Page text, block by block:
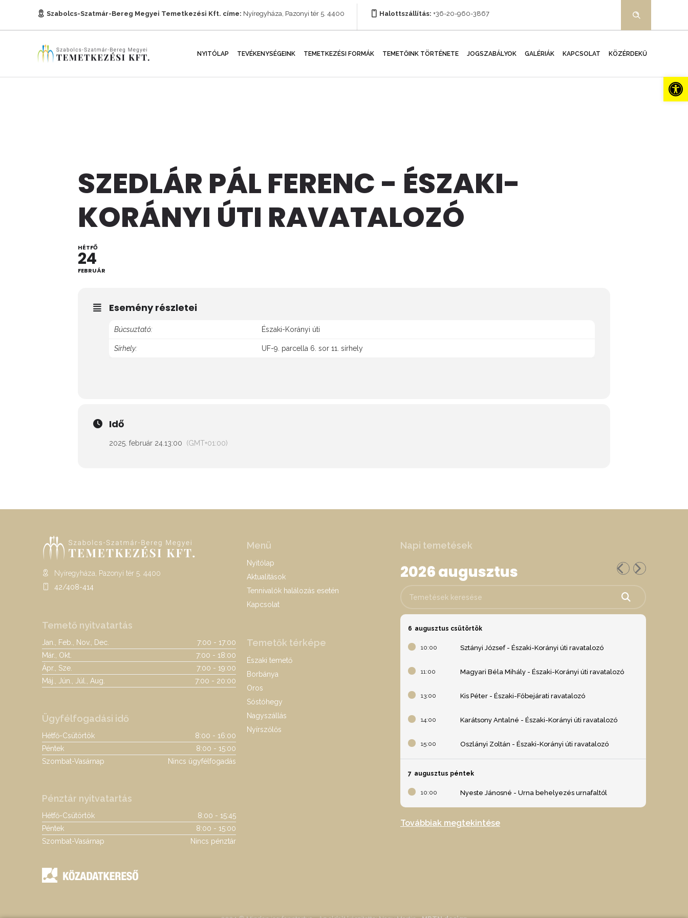
Szabolcs-Szatmár-Bereg Megyei Temetkezési Kft. címe: Nyíregyháza, Pazonyi tér 5. 4400 Halottszállítás: +36-20-960-3867
NYITÓLAP TEVÉKENYSÉGEINK TEMETKEZÉSI FORMÁK TEMETŐINK TÖRTÉNETE JOGSZABÁLYOK GALÉRIÁK KAPCSOLAT KÖZÉRDEKŰ
SZEDLÁR PÁL FERENC - ÉSZAKI-
KORÁNYI ÚTI RAVATALOZÓ
HÉTFŐ
24
FEBRUÁR
Esemény részletei
Búcsuztató: Északi-Korányi úti
Sírhely: UF-9. parcella 6. sor 11. sírhely
Idő
2025. február 24.13:00 (GMT+01:00)
Nyíregyháza, Pazonyi tér 5. 4400
42/408-414
Temető nyitvatartás
Jan., Feb., Nov., Dec.
7:00 - 17:00
Már., Okt.
7:00 - 18:00
Ápr., Sze.
7:00 - 19:00
Máj., Jún., Júl., Aug.
7:00 - 20:00
Ügyfélfogadási idő
Hétfő-Csütörtök
8:00 - 16:00
Péntek
8:00 - 15:00
Szombat-Vasárnap
Nincs ügyfélfogadás
Pénztár nyitvatartás
Hétfő-Csütörtök
8:00 - 15:45
Péntek
8:00 - 15:00
Szombat-Vasárnap
Nincs pénztár
Menü
Nyitólap
Aktualitások
Tennivalók halálozás esetén
Kapcsolat
Temetők térképe
Északi temető
Borbánya
Oros
Sóstóhegy
Nagyszállás
Nyírszőlős
Napi temetések
2026 augusztus
6 augusztus csütörtök
10:00 Sztányi József - Északi-Korányi úti ravatalozó
11:00 Magyari Béla Mihály - Északi-Korányi úti ravatalozó
13:00 Kis Péter - Északi-Főbejárati ravatalozó
14:00 Karátsony Antalné - Északi-Korányi úti ravatalozó
15:00 Oszlányi Zoltán - Északi-Korányi úti ravatalozó
7 augusztus péntek
10:00 Nyeste Jánosné - Urna behelyezés urnafaltól
Továbbiak megtekintése